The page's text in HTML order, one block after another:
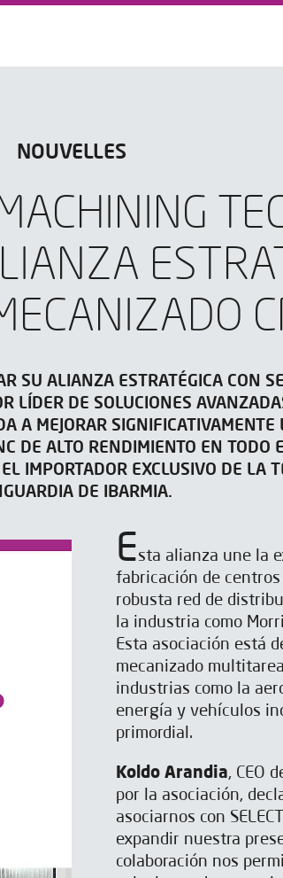
NOUVELLES
SU ALIANZA ESTRATÉGICA CON
LÍDER DE SOLUCIONES
A MEJORAR
DE ALTO RENDIMIENTO EN TODO
IMPORTADOR EXCLUSIVO DE LA
DE IBARMIA.
Esta alianza une la
fabricación de
robusta red de
la industria como
Esta asociación está
mecanizado
industrias como la
energía y vehículos
primordial.
Koldo Arandia, CEO
por la asociación,
asociarnos con
expandir nuestra
colaboración nos